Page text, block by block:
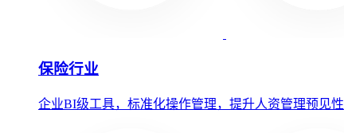
保险行业
企业BI级工具，标准化操作管理，提升人资管理预见性